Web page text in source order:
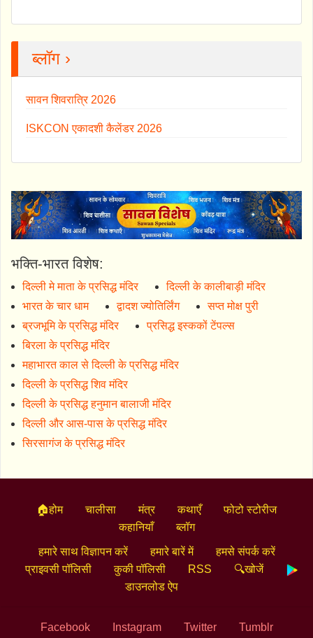
ब्लॉग ›
सावन शिवरात्रि 2026
ISKCON एकादशी कैलेंडर 2026
भक्ति-भारत विशेष:
दिल्ली मे माता के प्रसिद्ध मंदिर
दिल्ली के कालीबाड़ी मंदिर
भारत के चार धाम
द्वादश ज्योतिर्लिंग
सप्त मोक्ष पुरी
ब्रजभूमि के प्रसिद्ध मंदिर
प्रसिद्ध इस्ककों टेंपल्स
बिरला के प्रसिद्ध मंदिर
महाभारत काल से दिल्ली के प्रसिद्ध मंदिर
दिल्ली के प्रसिद्ध शिव मंदिर
दिल्ली के प्रसिद्ध हनुमान बालाजी मंदिर
दिल्ली और आस-पास के प्रसिद्ध मंदिर
सिरसागंज के प्रसिद्ध मंदिर
🏠होम चालीसा मंत्र कथाएँ
फोटो स्टोरीज
कहानियाँ
ब्लॉग
हमारे साथ विज्ञापन करें हमारे बारें में
हमसे संपर्क करें
प्राइवसी पॉलिसी
कुकी पॉलिसी RSS
🔍खोजें
डाउनलोड ऐप
Facebook Instagram Twitter Tumblr